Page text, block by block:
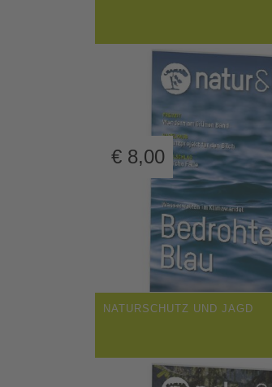
€ 8,00
NATURSCHUTZ UND JAGD